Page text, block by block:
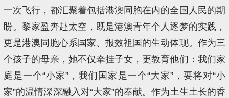
一次飞行，都汇聚着包括港澳同胞在内的全国人民的期
盼。黎家盈奔赴太空，既是港澳青年个人逐梦的实践，
更是港澳同胞心系国家、报效祖国的生动体现。作为三
个孩子的母亲，她不仅牵挂子女，更教育他们：我们家
庭是一个“小家”，我们国家是一个“大家”，要将对“小
家”的温情深深融入对“大家”的奉献。作为土生土长的香